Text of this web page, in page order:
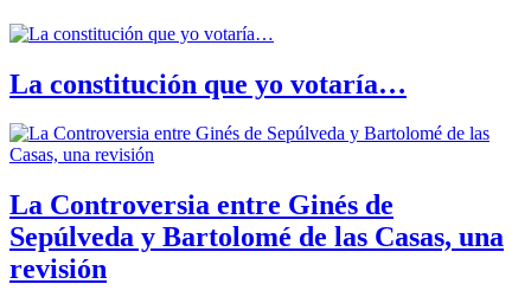
La constitución que yo votaría…
La Controversia entre Ginés de
Sepúlveda y Bartolomé de las Casas, una
revisión